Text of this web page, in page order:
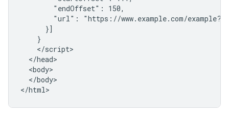
        "endOffset": 150,
"url": "https://www.example.com/
      }]
    }
    </script>
  </head>
  <body>
  </body>
</html>